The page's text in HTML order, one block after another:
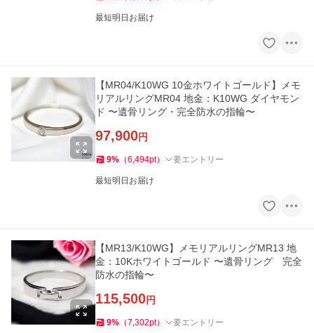
最短明日お届け
【MR04/K10WG 10金ホワイトゴールド】メモ
リアルリングMR04 地金：K10WG ダイヤモン
ド 〜遺骨リング・完全防水の指輪〜
97,900円
9% （6,494pt） 要エントリー
最短明日お届け
【MR13/K10WG】メモリアルリングMR13 地
金：10Kホワイトゴールド 〜遺骨リング 完全
防水の指輪〜
115,500円
9% （7,302pt） 要エントリー